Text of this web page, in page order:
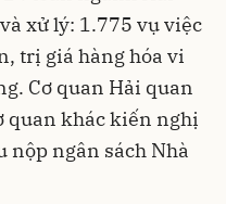
xử lý: 1.775 vụ việc
trị giá hàng hóa vi
Cơ quan Hải quan
quan khác kiến nghị
nộp ngân sách Nhà